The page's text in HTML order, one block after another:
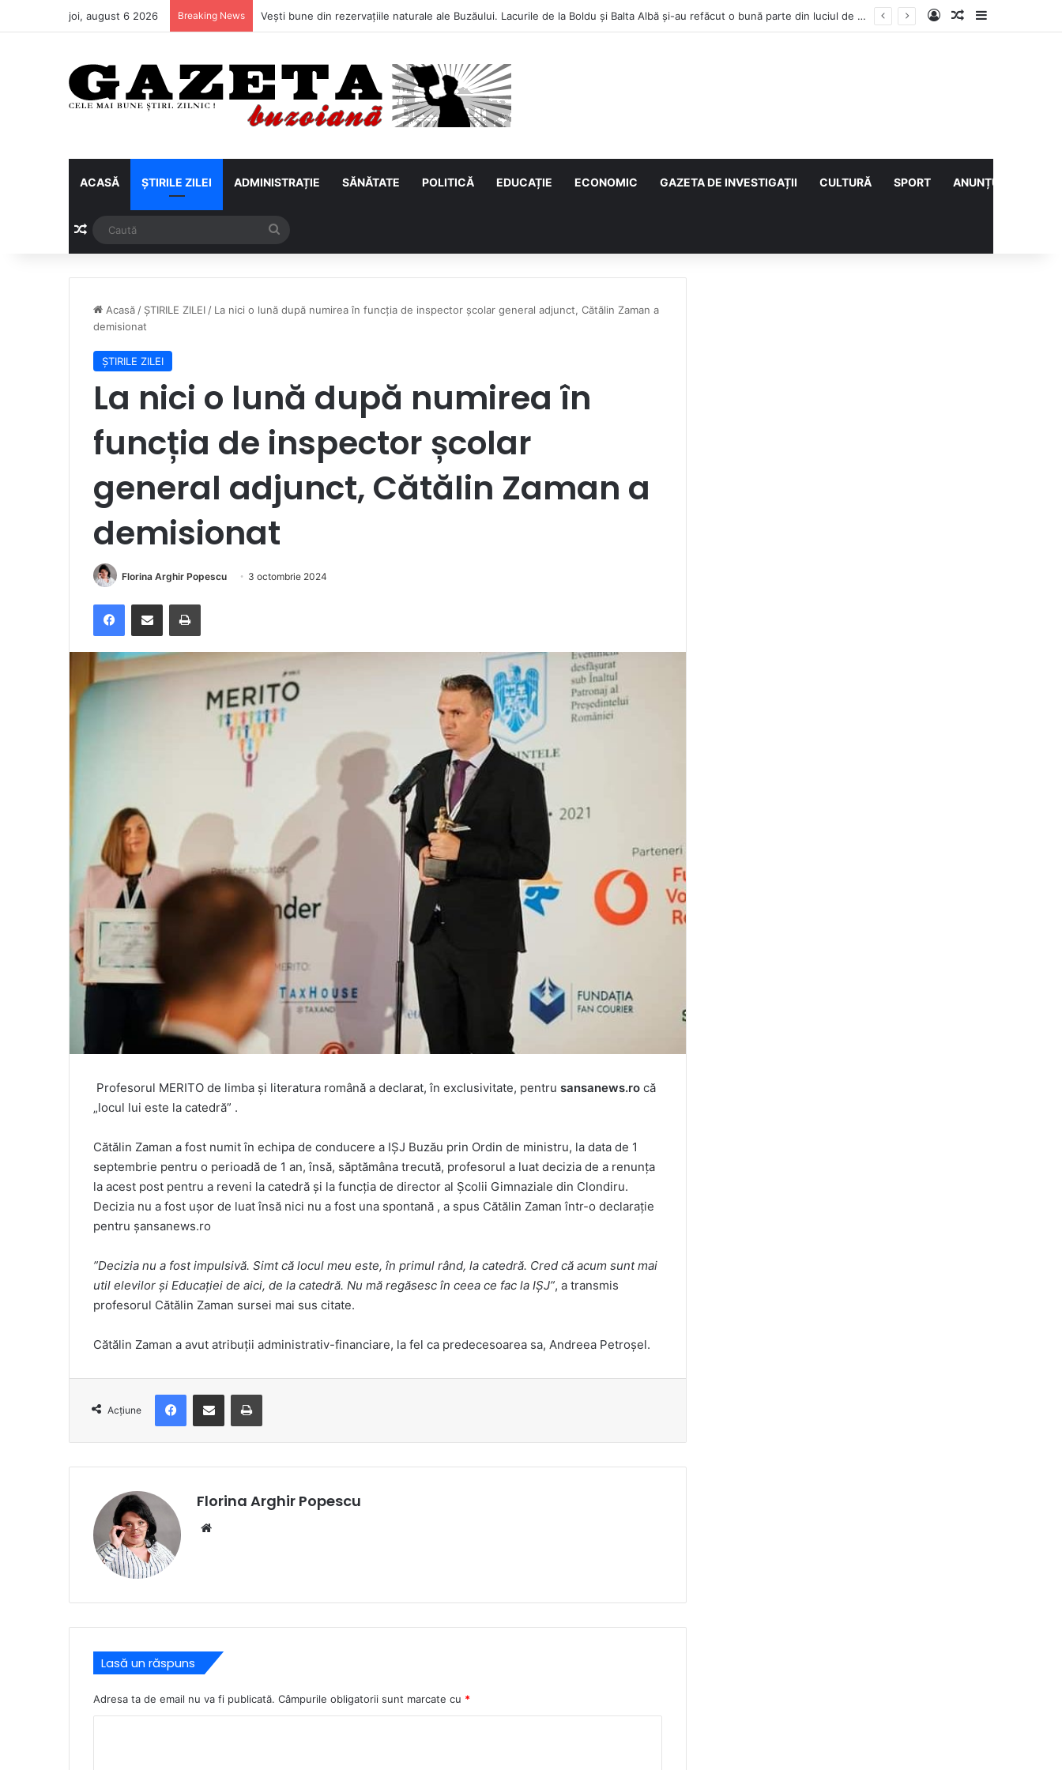
joi, august 6 2026 Breaking News Vești bune din rezervațiile naturale ale Buzăului. Lacurile de la Boldu și Balta Albă și-au refăcut o bună parte din luciul de apă Log InArticol aleatoriu
Sidebar
ACASĂ ȘTIRILE ZILEI ADMINISTRAȚIE SĂNĂTATE POLITICĂ EDUCAȚIE ECONOMIC GAZETA DE INVESTIGAȚII CULTURĂ SPORT ANUNȚURI
Articol aleatoriu
Acasă / ȘTIRILE ZILEI / La nici o lună după numirea în funcția de inspector școlar general adjunct, Cătălin Zaman a
demisionat
ȘTIRILE ZILEI
La nici o lună după numirea în
funcția de inspector școlar
general adjunct, Cătălin Zaman a
demisionat
Florina Arghir Popescu 3 octombrie 2024
FacebookDistribuie prin e-mail Imprimare
Profesorul MERITO de limba și literatura română a declarat, în exclusivitate, pentru sansanews.ro că
„locul lui este la catedră” .
Cătălin Zaman a fost numit în echipa de conducere a IȘJ Buzău prin Ordin de ministru, la data de 1
septembrie pentru o perioadă de 1 an, însă, săptămâna trecută, profesorul a luat decizia de a renunța
la acest post pentru a reveni la catedră și la funcția de director al Şcolii Gimnaziale din Clondiru.
Decizia nu a fost ușor de luat însă nici nu a fost una spontană , a spus Cătălin Zaman într-o declarație
pentru șansanews.ro
”Decizia nu a fost impulsivă. Simt că locul meu este, în primul rând, la catedră. Cred că acum sunt mai
util elevilor și Educației de aici, de la catedră. Nu mă regăsesc în ceea ce fac la IȘJ”, a transmis
profesorul Cătălin Zaman sursei mai sus citate.
Cătălin Zaman a avut atribuții administrativ-financiare, la fel ca predecesoarea sa, Andreea Petroșel.
Acțiune
FacebookDistribuie prin e-mail Imprimare
Florina Arghir Popescu
Lasă un răspuns
Adresa ta de email nu va fi publicată. Câmpurile obligatorii sunt marcate cu *